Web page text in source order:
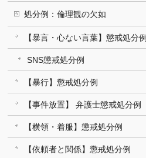
処分例：倫理観の欠如
【暴言・心ない言葉】懲戒処分例
SNS懲戒処分例
【暴行】懲戒処分例
【事件放置】 弁護士懲戒処分例
【横領・着服】懲戒処分例
【依頼者と関係】懲戒処分例